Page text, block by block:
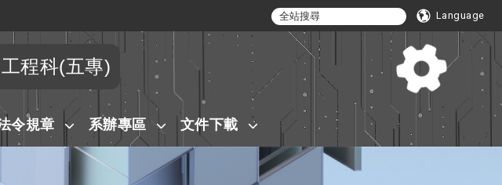
Language
程科(五專)
令規章 系辦專區 文件下載